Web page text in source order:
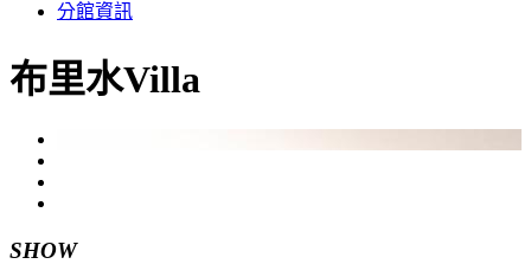
分館資訊
布里水Villa
SHOW